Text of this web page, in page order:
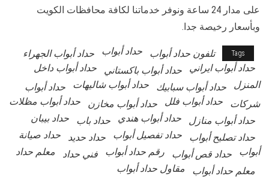
على مدار 24 ساعة ونوفر خدماتنا لكافة محافظات الكويت
وبأسعار رخيصة جدا.
Tags تلفون حداد أبواب حداد أبواب
حداد أبواب الجهراء
حداد أبواب ايراني
حداد أبواب باكستاني
حداد أبواب داخل
المنزل
حداد أبواب سبابيك حداد أبواب شاليهات
حداد أبواب
شركات
حداد أبواب فلل حداد أبواب مخازن
حداد أبواب مظلات
حداد أبواب منازل
حداد أبواب هندي حداد باب
حداد بيبان
حداد تصليح أبواب
حداد تفصيل أبواب حداد حديد
حداد صيانة
أبواب
حداد قص أبواب رقم حداد أبواب فني حداد
معلم حداد
معلم حداد أبواب
مقاول حداد أبواب